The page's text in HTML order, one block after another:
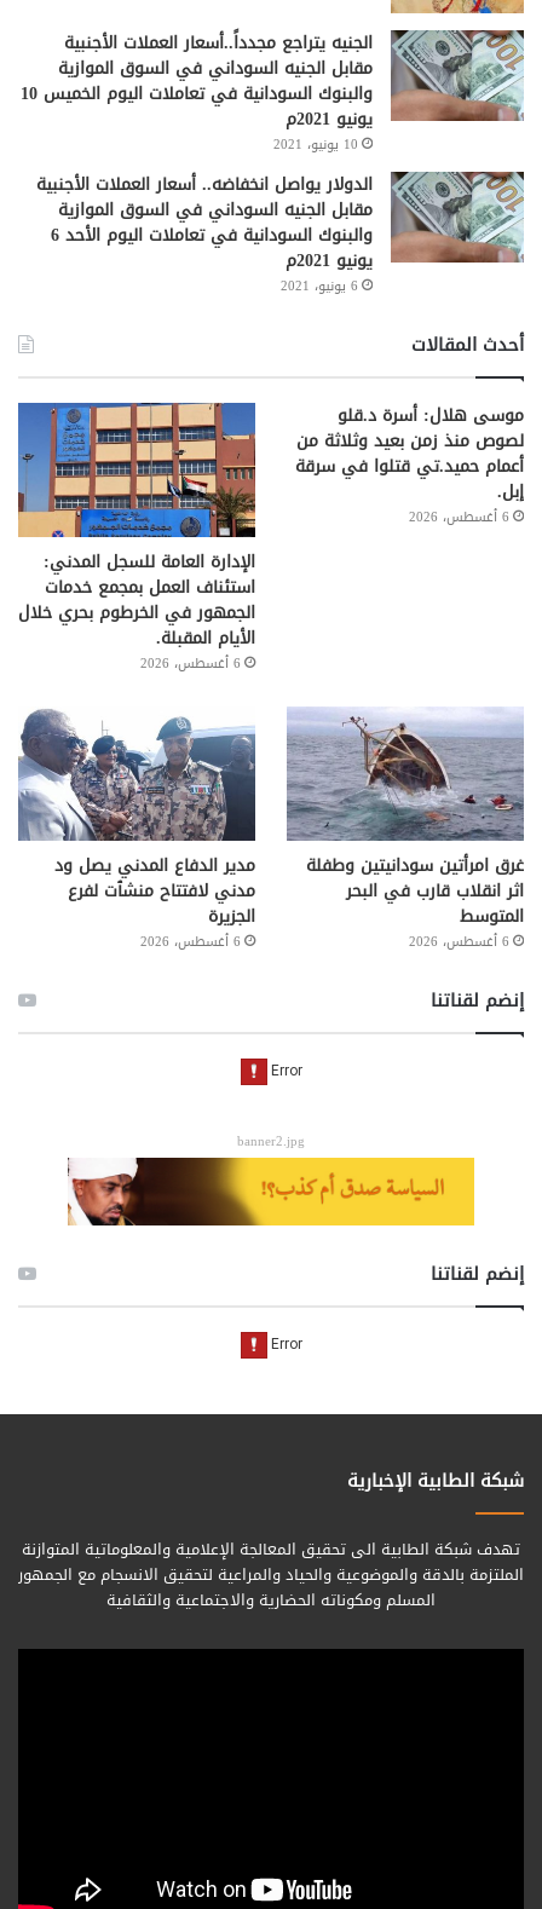
الجنيه يتراجع مجدداً..أسعار العملات الأجنبية
مقابل الجنيه السوداني في السوق الموازية
والبنوك السودانية في تعاملات اليوم الخميس 10
يونيو 2021م
10 يونيو، 2021
الدولار يواصل انخفاضه.. أسعار العملات الأجنبية
مقابل الجنيه السوداني في السوق الموازية
والبنوك السودانية في تعاملات اليوم الأحد 6
يونيو 2021م
6 يونيو، 2021
أحدث المقالات
موسى هلال: أسرة د.قلو
لصوص منذ زمن بعيد وثلاثة من
أعمام حميد.تي قتلوا في سرقة
إبل.
6 أغسطس، 2026
الإدارة العامة للسجل المدني:
استئناف العمل بمجمع خدمات
الجمهور في الخرطوم بحري خلال
الأيام المقبلة.
6 أغسطس، 2026
غرق امرأتين سودانيتين وطفلة
اثر انقلاب قارب في البحر
المتوسط
6 أغسطس، 2026
مدير الدفاع المدني يصل ود
مدني لافتتاح منشٱت لفرع
الجزيرة
6 أغسطس، 2026
إنضم لقناتنا
banner2.jpg
إنضم لقناتنا
شبكة الطابية الإخبارية
تهدف شبكة الطابية الى تحقيق المعالجة الإعلامية والمعلوماتية المتوازنة
الملتزمة بالدقة والموضوعية والحياد والمراعية لتحقيق الانسجام مع الجمهور
المسلم ومكوناته الحضارية والاجتماعية والثقافية